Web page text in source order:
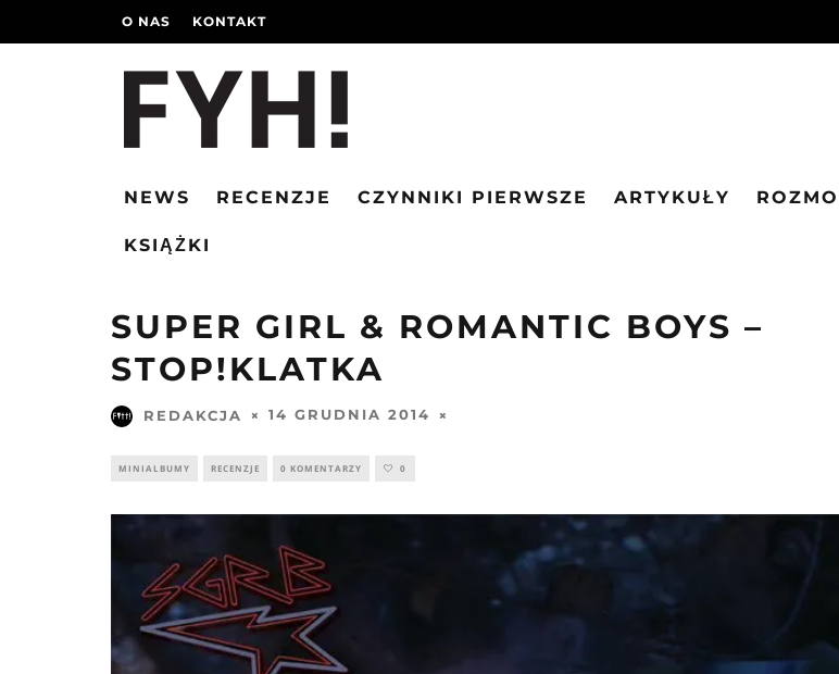
O NAS KONTAKT
NEWS RECENZJE CZYNNIKI PIERWSZE ARTYKUŁY
KSIĄŻKI
SUPER GIRL & ROMANTIC BOYS –
STOP!KLATKA
REDAKCJA 14 GRUDNIA 2014
MINIALBUMY RECENZJE 0 KOMENTARZY 0